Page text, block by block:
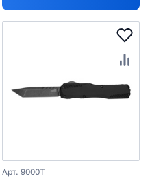
Арт. 9000T